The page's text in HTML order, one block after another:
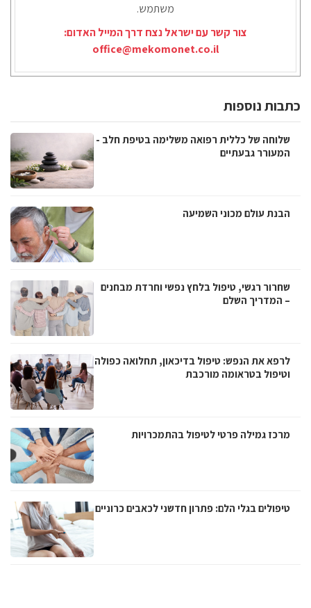
משתמש.
צור קשר עם ישראל נצח דרך המייל האדום:
office@mekomonet.co.il
כתבות נוספות
שלוחה של כללית רפואה משלימה בטיפת חלב -
המעורר גבעתיים
הבנת עולם מכוני השמיעה
שחרור רגשי, טיפול בלחץ נפשי וחרדת מבחנים
– המדריך השלם
לרפא את הנפש: טיפול בדיכאון, תחלואה כפולה
וטיפול בטראומה מורכבת
מרכז גמילה פרטי לטיפול בהתמכרויות
טיפולים בגלי הלם: פתרון חדשני לכאבים כרוניים